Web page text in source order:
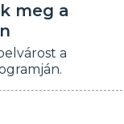
meg a
a